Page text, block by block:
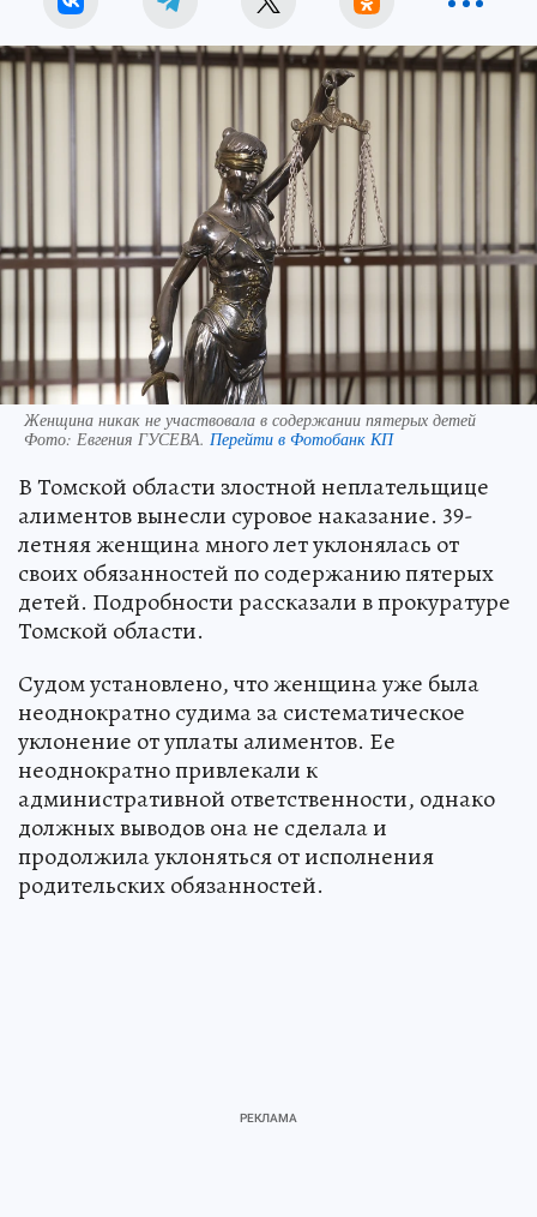
Женщина никак не участвовала в содержании пятерых детей
Фото: Евгения ГУСЕВА. Перейти в Фотобанк КП
В Томской области злостной неплательщице
алиментов вынесли суровое наказание. 39-
летняя женщина много лет уклонялась от
своих обязанностей по содержанию пятерых
детей. Подробности рассказали в прокуратуре
Томской области.
Судом установлено, что женщина уже была
неоднократно судима за систематическое
уклонение от уплаты алиментов. Ее
неоднократно привлекали к
административной ответственности, однако
должных выводов она не сделала и
продолжила уклоняться от исполнения
родительских обязанностей.